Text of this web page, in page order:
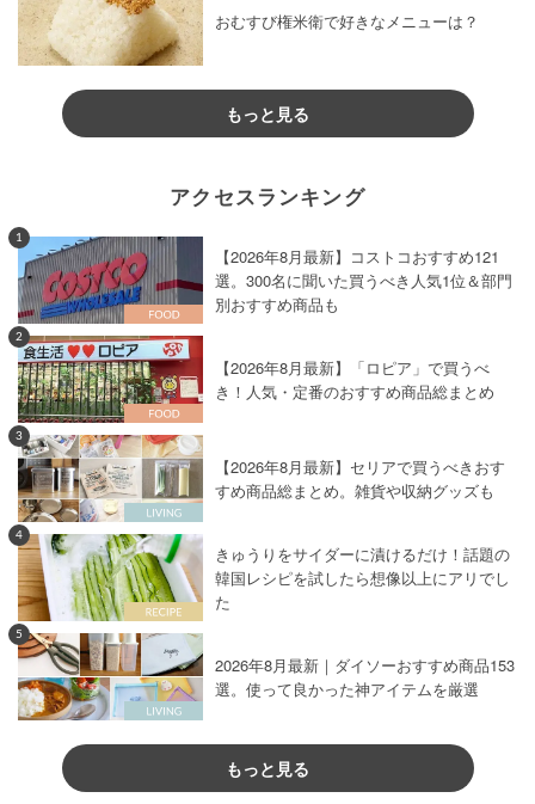
おむすび権米衛で好きなメニューは？
もっと見る
アクセスランキング
1
【2026年8月最新】コストコおすすめ121
選。300名に聞いた買うべき人気1位＆部門
別おすすめ商品も
2
【2026年8月最新】「ロピア」で買うべ
き！人気・定番のおすすめ商品総まとめ
3
【2026年8月最新】セリアで買うべきおす
すめ商品総まとめ。雑貨や収納グッズも
4
きゅうりをサイダーに漬けるだけ！話題の
韓国レシピを試したら想像以上にアリでし
た
5
2026年8月最新｜ダイソーおすすめ商品153
選。使って良かった神アイテムを厳選
もっと見る